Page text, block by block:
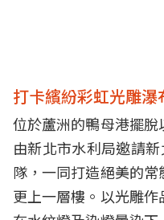
打卡繽紛彩虹光雕瀑
位於蘆洲的鴨母港擺脫
由新北市水利局邀請
隊，一同打造絕美的
更上一層樓。以光雕作